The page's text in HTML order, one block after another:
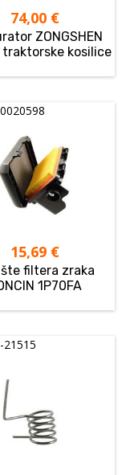
74,00 €
ZONGSHEN
traktorske kosilice
15,69 €
filtera zraka
1P70FA
21515